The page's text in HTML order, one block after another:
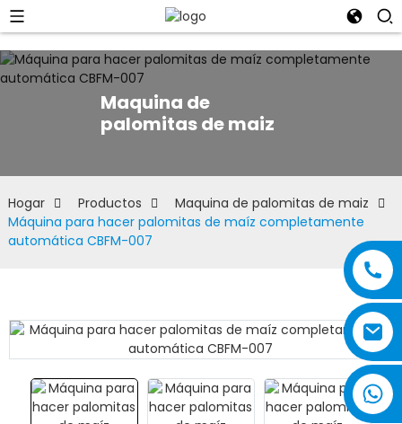
Maquina de
palomitas de maiz
Hogar Productos
Maquina de palomitas de maiz
Máquina para hacer palomitas de maíz completamente
automática CBFM-007